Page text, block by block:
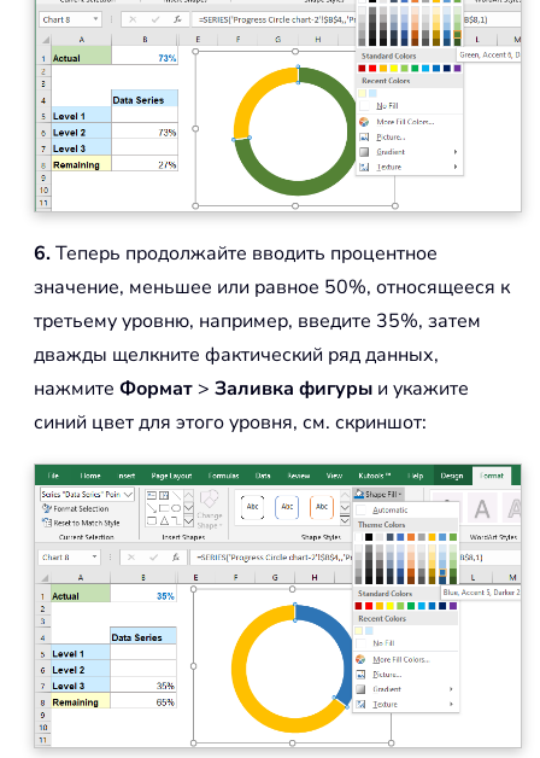
6.Теперь продолжайте вводить процентное
значение, меньшее или равное 50%, относящееся к
третьему уровню, например, введите 35%, затем
дважды щелкните фактический ряд данных,
нажмите Формат > Заливка фигуры и укажите
синий цвет для этого уровня, см. скриншот: